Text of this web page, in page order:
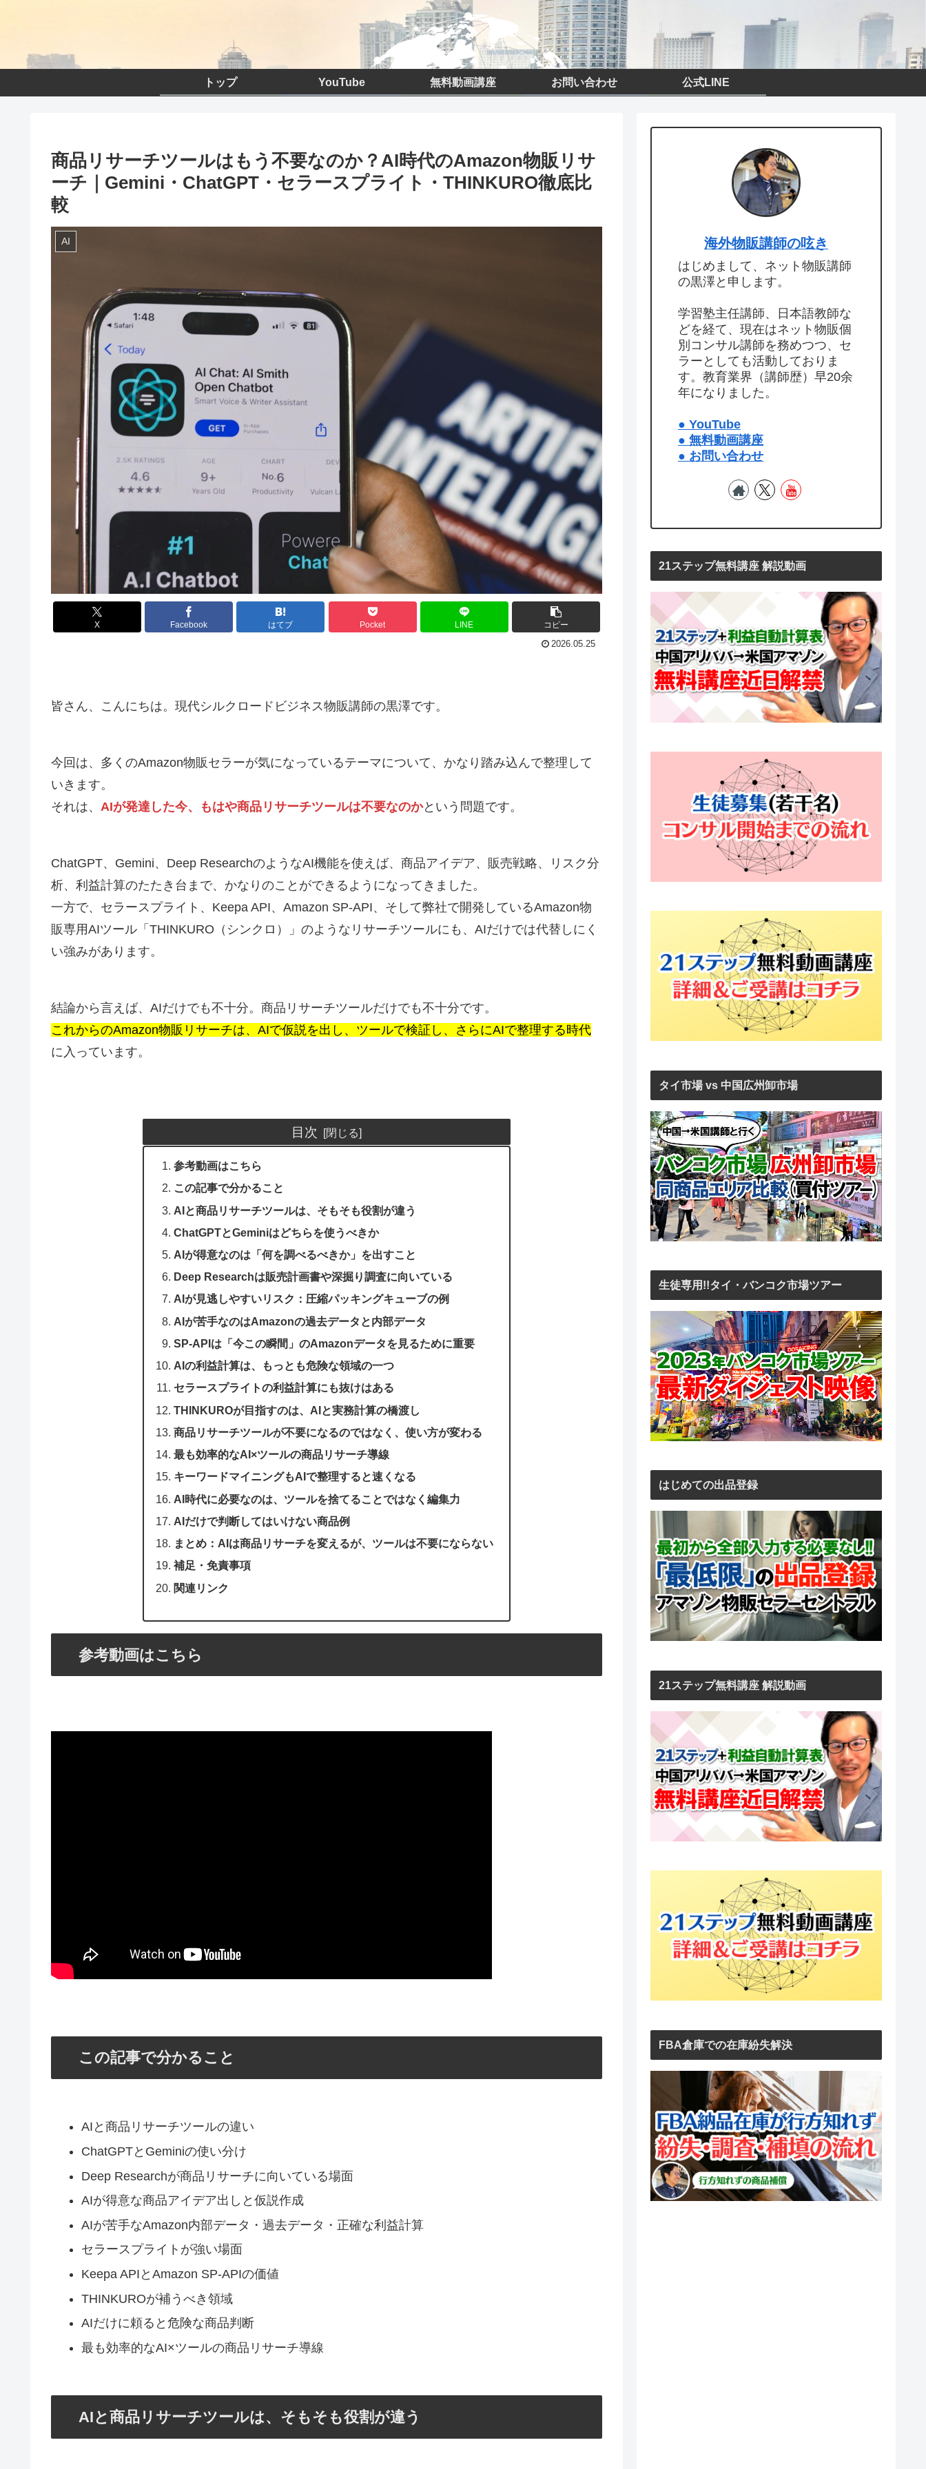
トップ YouTube 無料動画講座 お問い合わせ 公式LINE
商品リサーチツールはもう不要なのか？AI時代のAmazon物販リサ
ーチ｜Gemini・ChatGPT・セラースプライト・THINKURO徹底比
較
AI
X Facebook はてブ Pocket LINE コピー
2026.05.25
皆さん、こんにちは。現代シルクロードビジネス物販講師の黒澤です。
今回は、多くのAmazon物販セラーが気になっているテーマについて、かなり踏み込んで整理して
いきます。
それは、 AIが発達した今、もはや商品リサーチツールは不要なのかという問題です。
ChatGPT、Gemini、Deep ResearchのようなAI機能を使えば、商品アイデア、販売戦略、リスク分
析、利益計算のたたき台まで、かなりのことができるようになってきました。
一方で、セラースプライト、Keepa API、Amazon SP-API、そして弊社で開発しているAmazon物
販専用AIツール「THINKURO（シンクロ）」のようなリサーチツールにも、AIだけでは代替しにく
い強みがあります。
結論から言えば、AIだけでも不十分。商品リサーチツールだけでも不十分です。
これからのAmazon物販リサーチは、AIで仮説を出し、ツールで検証し、さらにAIで整理する時代
に入っています。
目次
参考動画はこちら
この記事で分かること
AIと商品リサーチツールは、そもそも役割が違う
ChatGPTとGeminiはどちらを使うべきか
AIが得意なのは「何を調べるべきか」を出すこと
Deep Researchは販売計画書や深掘り調査に向いている
AIが見逃しやすいリスク：圧縮パッキングキューブの例
AIが苦手なのはAmazonの過去データと内部データ
SP-APIは「今この瞬間」のAmazonデータを見るために重要
AIの利益計算は、もっとも危険な領域の一つ
セラースプライトの利益計算にも抜けはある
THINKUROが目指すのは、AIと実務計算の橋渡し
商品リサーチツールが不要になるのではなく、使い方が変わる
最も効率的なAI×ツールの商品リサーチ導線
キーワードマイニングもAIで整理すると速くなる
AI時代に必要なのは、ツールを捨てることではなく編集力
AIだけで判断してはいけない商品例
まとめ：AIは商品リサーチを変えるが、ツールは不要にならない
補足・免責事項
関連リンク
参考動画はこちら
この記事で分かること
AIと商品リサーチツールの違い
ChatGPTとGeminiの使い分け
Deep Researchが商品リサーチに向いている場面
AIが得意な商品アイデア出しと仮説作成
AIが苦手なAmazon内部データ・過去データ・正確な利益計算
セラースプライトが強い場面
Keepa APIとAmazon SP-APIの価値
THINKUROが補うべき領域
AIだけに頼ると危険な商品判断
最も効率的なAI×ツールの商品リサーチ導線
AIと商品リサーチツールは、そもそも役割が違う
海外物販講師の呟き
はじめまして、ネット物販講師
の黒澤と申します。
学習塾主任講師、日本語教師な
どを経て、現在はネット物販個
別コンサル講師を務めつつ、セ
ラーとしても活動しておりま
す。教育業界（講師歴）早20余
年になりました。
● YouTube
● 無料動画講座
● お問い合わせ
21ステップ無料講座 解説動画
タイ市場 vs 中国広州卸市場
生徒専用!!タイ・バンコク市場ツアー
はじめての出品登録
21ステップ無料講座 解説動画
FBA倉庫での在庫紛失解決